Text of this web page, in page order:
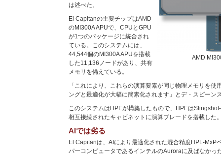
AMD
は述べた。
El Capitanの主要チップはAMD
のMI300A APUで、CPUとGPU
が1つのパッケージに統合され
ている。このシステムには、
44,544個のMI300A APUを搭載
した11,136ノードがあり、共有
メモリを備えている。
「これにより、これらの演算要素が同じ物理メモリを使
ングと最適化が大幅に簡素化されます」とデ・スピーン
このシステムはHPEが構築したもので、HPEは
相互接続されたキャビネットに演算ブレードを搭載した
AIでは劣る
El Capitanは、AIにより最適化された混合精度HPL-MxP
パーコンピュータであるインテルのAuroraに及ばなかっ